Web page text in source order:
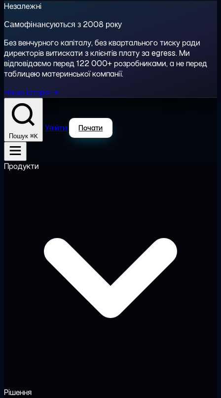
Незалежні
Самофінансуються з 2008 року
Без венчурного капіталу, без квартального тиску ради
директорів витискати з клієнтів плату за egress. Ми
відповідаємо перед 122 000+ розробниками, а не перед
таблицею материнської компанії.
Наша історія →
Пошук ⌘K
Увійти Почати
Продукти
Рішення